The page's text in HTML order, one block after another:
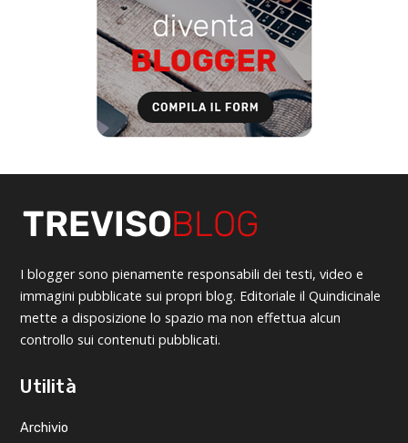
I blogger sono pienamente responsabili dei testi, video e
immagini pubblicate sui propri blog. Editoriale il Quindicinale
mette a disposizione lo spazio ma non effettua alcun
controllo sui contenuti pubblicati.
Utilità
Archivio